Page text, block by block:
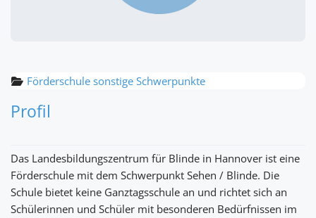
Förderschule sonstige Schwerpunkte
Profil
Das Landesbildungszentrum für Blinde in Hannover ist eine
Förderschule mit dem Schwerpunkt Sehen / Blinde. Die
Schule bietet keine Ganztagsschule an und richtet sich an
Schülerinnen und Schüler mit besonderen Bedürfnissen im